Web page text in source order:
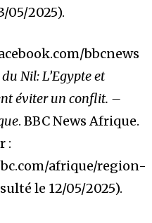
05/2025).
bbcnews
Nil: L’Egypte et
éviter un conflit. –
. BBC News Afrique.
:
afrique/region-
le 12/05/2025).